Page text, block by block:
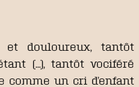
douloureux, tantôt
(…), tantôt vociféré
comme un cri d’enfant